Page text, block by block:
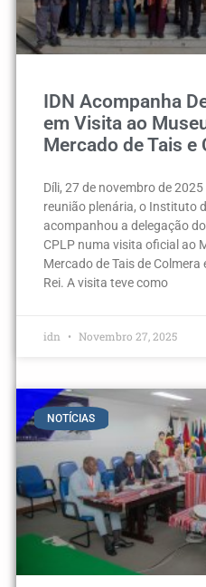
IDN Acompanha
em Visita ao
Mercado de Tais e
Díli, 27 de novembro de
reunião plenária, o Instituto
acompanhou a delegação
CPLP numa visita oficial ao
Mercado de Tais de
Rei. A visita teve como
idn Novembro 27, 2025
NOTÍCIAS